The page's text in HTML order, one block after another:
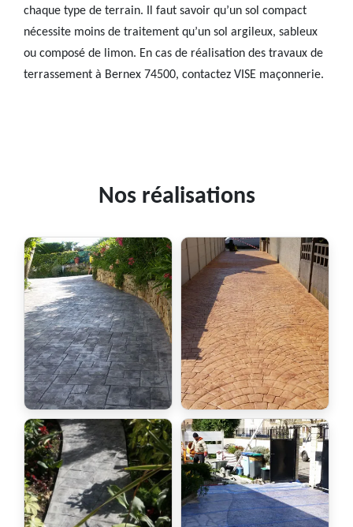
chaque type de terrain. Il faut savoir qu’un sol compact
nécessite moins de traitement qu’un sol argileux, sableux
ou composé de limon. En cas de réalisation des travaux de
terrassement à Bernex 74500, contactez VISE maçonnerie.
Nos réalisations